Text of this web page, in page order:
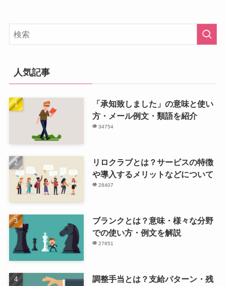
人気記事
「承知致しました」の意味と使い
方・メール例文・類語を紹介
34754
リロクラブとは？サービスの特徴
や導入するメリットなどについて
28407
ブランクとは？意味・様々な分野
での使い方・例文を解説
27651
調整手当とは？支給パターン・残